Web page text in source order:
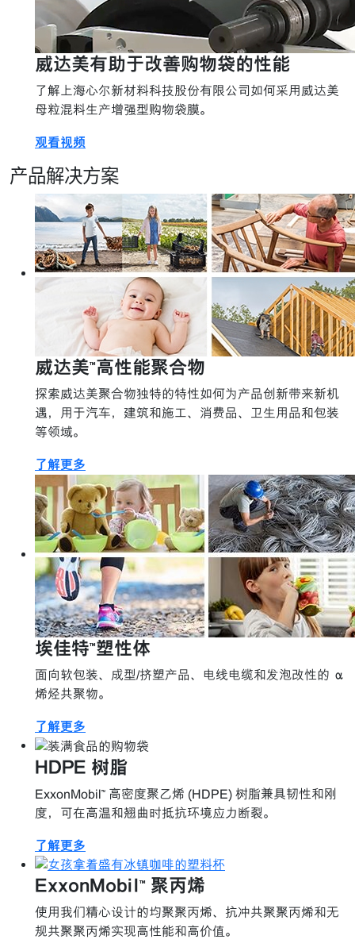
威达美有助于改善购物袋的性能
了解上海心尔新材料科技股份有限公司如何采用威达美
母粒混料生产增强型购物袋膜。
观看视频
产品解决方案
威达美™高性能聚合物
探索威达美聚合物独特的特性如何为产品创新带来新机
遇，用于汽车，建筑和施工、消费品、卫生用品和包装
等领域。
了解更多
埃佳特™塑性体
面向软包装、成型/挤塑产品、电线电缆和发泡改性的 α
烯烃共聚物。
了解更多
HDPE 树脂
ExxonMobil™ 高密度聚乙烯 (HDPE) 树脂兼具韧性和刚
度，可在高温和翘曲时抵抗环境应力断裂。
了解更多
ExxonMobil™ 聚丙烯
使用我们精心设计的均聚聚丙烯、抗冲共聚聚丙烯和无
规共聚聚丙烯实现高性能和高价值。